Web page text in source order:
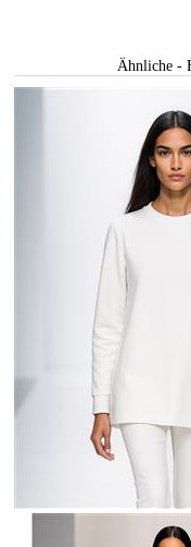
Ähnliche -